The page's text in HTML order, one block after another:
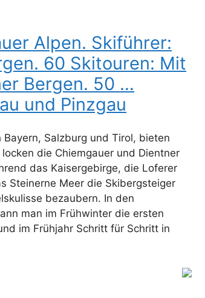
Alpen. Skiführer:
60 Skitouren: Mit
Bergen. 50 …
und Pinzgau
Salzburg und Tirol, bieten
die Chiemgauer und Dientner
das Kaisergebirge, die Loferer
Steinerne Meer die Skibergsteiger
bezaubern. In den
man im Frühwinter die ersten
im Frühjahr Schritt für Schritt in